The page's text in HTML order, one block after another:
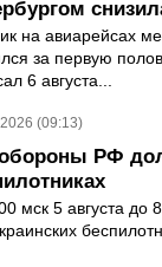
на авиарейсах
за первую
6 августа...
(09:13)
РФ
мск 5 августа до